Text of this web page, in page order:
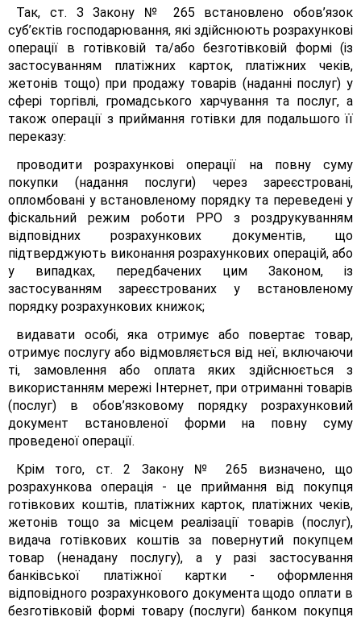
Так, ст. З Закону № 265 встановлено обов’язок
суб’єктів господарювання, які здійснюють розрахункові
операції в готівковій та/або безготівковій формі (із
застосуванням платіжних карток, платіжних чеків,
жетонів тощо) при продажу товарів (наданні послуг) у
сфері торгівлі, громадського харчування та послуг, а
також операції з приймання готівки для подальшого її
переказу:
проводити розрахункові операції на повну суму
покупки (надання послуги) через зареєстровані,
опломбовані у встановленому порядку та переведені у
фіскальний режим роботи РРО з роздрукуванням
відповідних розрахункових документів, що
підтверджують виконання розрахункових операцій, або
у випадках, передбачених цим Законом, із
застосуванням зареєстрованих у встановленому
порядку розрахункових книжок;
видавати особі, яка отримує або повертає товар,
отримує послугу або відмовляється від неї, включаючи
ті, замовлення або оплата яких здійснюється з
використанням мережі Інтернет, при отриманні товарів
(послуг) в обов’язковому порядку розрахунковий
документ встановленої форми на повну суму
проведеної операції.
Крім того, ст. 2 Закону № 265 визначено, що
розрахункова операція - це приймання від покупця
готівкових коштів, платіжних карток, платіжних чеків,
жетонів тощо за місцем реалізації товарів (послуг),
видача готівкових коштів за повернутий покупцем
товар (ненадану послугу), а у разі застосування
банківської платіжної картки - оформлення
відповідного розрахункового документа щодо оплати в
безготівковій формі товару (послуги) банком покупця